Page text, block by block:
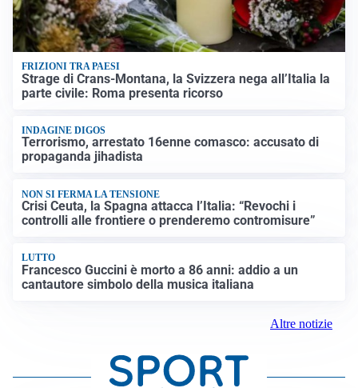
FRIZIONI TRA PAESI
Strage di Crans-Montana, la Svizzera nega all’Italia la
parte civile: Roma presenta ricorso
INDAGINE DIGOS
Terrorismo, arrestato 16enne comasco: accusato di
propaganda jihadista
NON SI FERMA LA TENSIONE
Crisi Ceuta, la Spagna attacca l’Italia: “Revochi i
controlli alle frontiere o prenderemo contromisure”
LUTTO
Francesco Guccini è morto a 86 anni: addio a un
cantautore simbolo della musica italiana
Altre notizie